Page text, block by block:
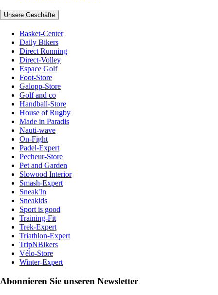
Unsere Geschäfte
Basket-Center
Daily Bikers
Direct Running
Direct-Volley
Espace Golf
Foot-Store
Galopp-Store
Golf and co
Handball-Store
House of Rugby
Made in Paradis
Nauti-wave
On-Fight
Padel-Expert
Pecheur-Store
Pet and Garden
Slowood Interior
Smash-Expert
Sneak'In
Sneakids
Sport is good
Training-Fit
Trek-Expert
Triathlon-Expert
TripNBikers
Vélo-Store
Winter-Expert
Abonnieren Sie unseren Newsletter